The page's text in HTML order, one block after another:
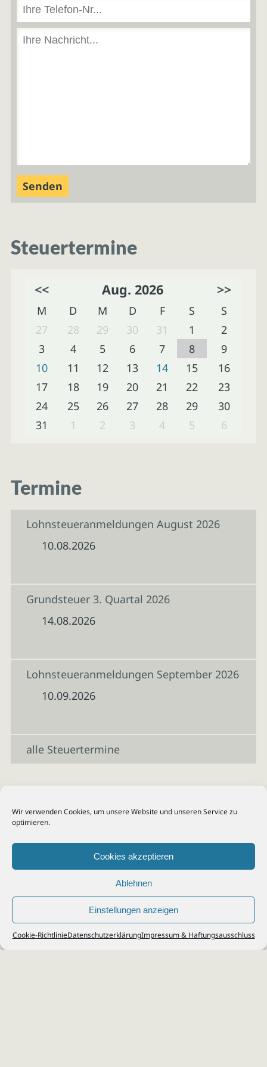
Wir verwenden Cookies, um unsere Website und unseren Service zu
optimieren.
Cookies akzeptieren
Ablehnen
Einstellungen anzeigen
Cookie-RichtlinieDatenschutzerklärungImpressum & Haftungsausschluss
Steuertermine
<< Aug. 2026 >>
M D M D F S
S
27
28 29 30 31 1
2
3
4 5 6 7 8
9
10
11 12 13 14 15
16
17
18 19 20 21 22
23
24
25 26 27 28 29
30
31
1 2 3 4 5 6
Termine
Lohnsteueranmeldungen August 2026
10.08.2026
Grundsteuer 3. Quartal 2026
14.08.2026
Lohnsteueranmeldungen September 2026
10.09.2026
alle Steuertermine
© 2026Steuerberater Kempf, Köln - Steuerberatung Poll, Porz, Deutz, Mülheim,